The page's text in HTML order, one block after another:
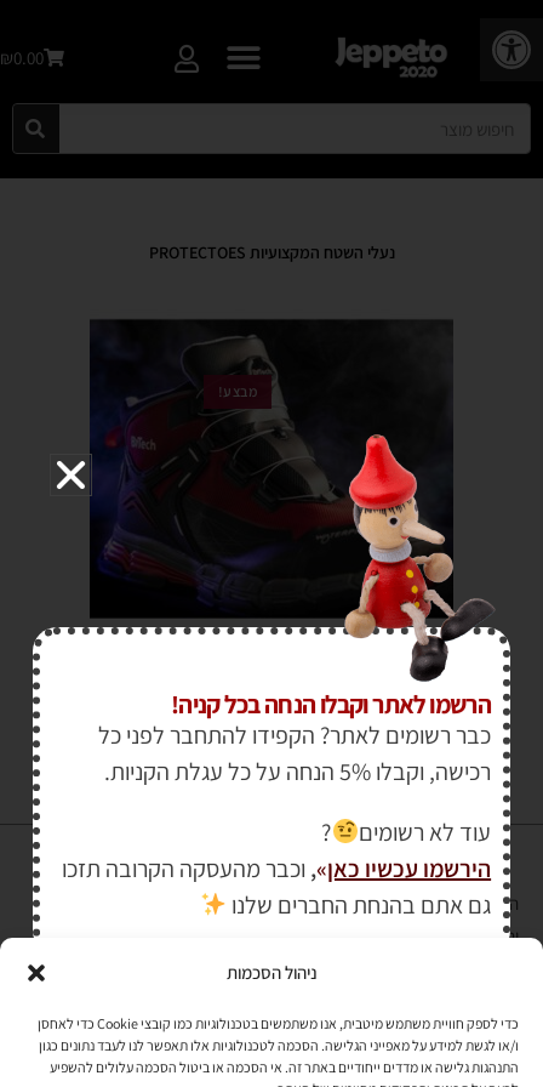
פתח סרגל נגישות
ניהול הסכמות
כדי לספק חוויית משתמש מיטבית, אנו משתמשים בטכנולוגיות כמו קובצי Cookie כדי לאחסן
ו/או לגשת למידע על מאפייני הגלישה. הסכמה לטכנולוגיות אלו תאפשר לנו לעבד נתונים כגון
התנהגות גלישה או מדדים ייחודיים באתר זה. אי הסכמה או ביטול הסכמה עלולים להשפיע
₪0.00
נעלי השטח המקצועיות PROTECTOES
מבצע!
והעומד בתקן אבטחה PCI DSS Level-1
לתקנון האתר»
הרשמו לאתר וקבלו הנחה בכל קניה!
כבר רשומים לאתר? הקפידו להתחבר לפני כל
רכישה, וקבלו 5% הנחה על כל עגלת הקניות.
עוד לא רשומים
?
הירשמו עכשיו כאן»
, וכבר מהעסקה הקרובה תזכו
גם אתם בהנחת החברים שלנו